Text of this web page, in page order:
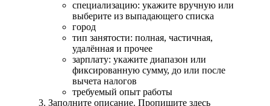
специализацию: укажите вручную или
выберите из выпадающего списка
город
тип занятости: полная, частичная,
удалённая и прочее
зарплату: укажите диапазон или
фиксированную сумму, до или после
вычета налогов
требуемый опыт работы
Заполните описание. Пропишите здесь